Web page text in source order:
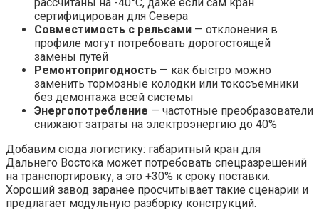
сертифицирован для Севера
Совместимость с рельсами — отклонения в
профиле могут потребовать дорогостоящей
замены путей
Ремонтопригодность — как быстро можно
заменить тормозные колодки или токосъемники
без демонтажа всей системы
Энергопотребление — частотные преобразователи
снижают затраты на электроэнергию до 40%
Добавим сюда логистику: габаритный кран для
Дальнего Востока может потребовать спецразрешений
на транспортировку, а это +30% к сроку поставки.
Хороший завод заранее просчитывает такие сценарии и
предлагает модульную разборку конструкций.